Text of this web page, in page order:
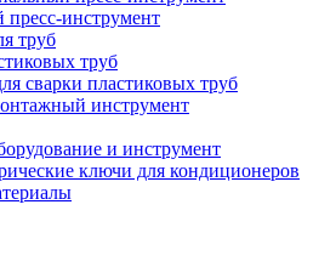
пресс-инструмент
труб
труб
сварки пластиковых труб
инструмент
и инструмент
ключи для кондиционеров